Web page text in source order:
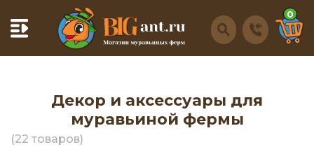
0
Декор и аксессуары для
муравьиной фермы
(22 товаров)